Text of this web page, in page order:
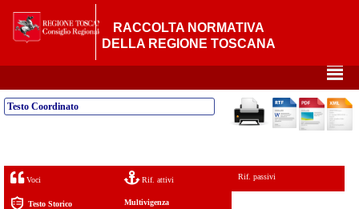
RACCOLTA NORMATIVA
DELLA REGIONE TOSCANA
²
Testo Coordinato
Voci Rif. attivi Rif. passivi
Testo Storico Multivigenza